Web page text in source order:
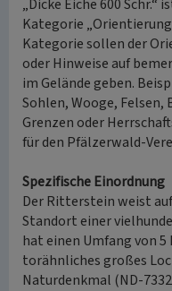
„Dicke Eiche 600
Kategorie
Kategorie sollen der
oder Hinweise auf
im Gelände geben.
Sohlen, Wooge, Felsen,
Grenzen oder
für den Pfälzerwald-
Spezifische Einordnung
Der Ritterstein weist
Standort einer
hat einen Umfang von
torähnliches großes
Naturdenkmal (ND-